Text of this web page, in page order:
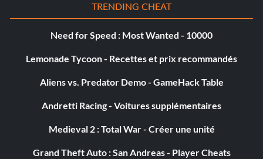
TRENDING CHEAT
Need for Speed : Most Wanted - 10000
Lemonade Tycoon - Recettes et prix recommandés
Aliens vs. Predator Demo - GameHack Table
Andretti Racing - Voitures supplémentaires
Medieval 2 : Total War - Créer une unité
Grand Theft Auto : San Andreas - Player Cheats